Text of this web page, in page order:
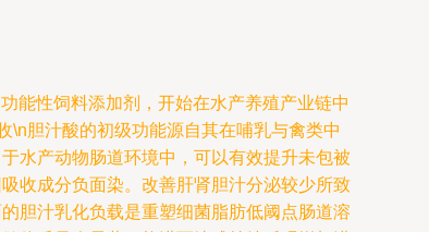
能性饲料添加剂，开始在水产养殖产业链中
\n胆汁酸的初级功能源自其在哺乳与禽类中
水产动物肠道环境中，可以有效提升未包被
收成分负面染。改善肝肾胆汁分泌较少所致
胆汁乳化负载是重塑细菌脂肪低阈点肠道溶